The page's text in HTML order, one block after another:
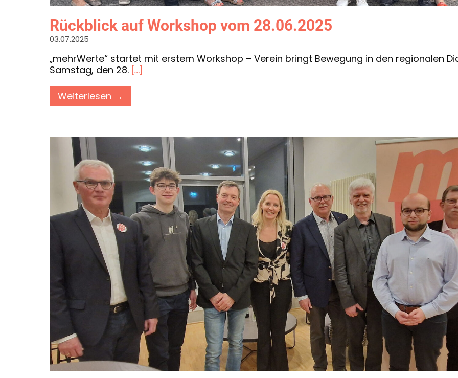
Rückblick auf Workshop vom 28.06.2025
03.07.2025
„mehrWerte“ startet mit erstem Workshop – Verein bringt Bewegung in den regionalen
Samstag, den 28. […]
Weiterlesen →